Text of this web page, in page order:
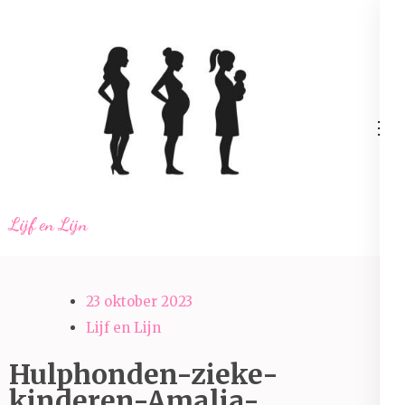
Lijf en Lijn
23 oktober 2023
Lijf en Lijn
Hulphonden-zieke-